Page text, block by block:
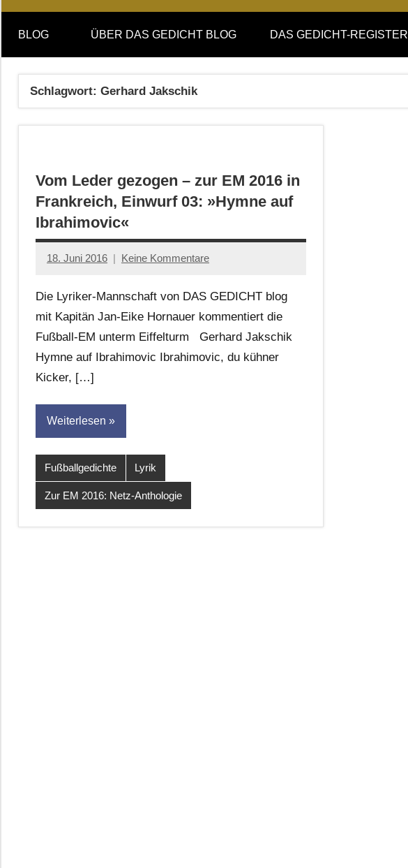
DAS
GEDICHT
blog
DAS
GEDICHT.
Zeitschrift
BLOG ÜBER DAS GEDICHT BLOG DAS GEDICHT-REGISTER
Schlagwort: Gerhard Jakschik
Vom Leder gezogen – zur EM 2016 in
Frankreich, Einwurf 03: »Hymne auf
Ibrahimovic«
18. Juni 2016
Jan-
Hornauer
für
dasgedichtblog
Keine Kommentare
Die Lyriker-Mannschaft von DAS GEDICHT blog
mit Kapitän Jan-Eike Hornauer kommentiert die
Fußball-EM unterm Eiffelturm Gerhard Jakschik
Hymne auf Ibrahimovic Ibrahimovic, du kühner
Kicker, […]
Weiterlesen
Fußballgedichte Lyrik
Zur EM 2016: Netz-Anthologie